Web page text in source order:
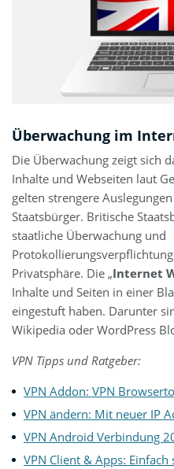
Überwachung im
Die Überwachung zeigt sich
Inhalte und Webseiten laut
gelten strengere
Staatsbürger. Britische
staatliche Überwachung und
Privatsphäre. Die „Internet
Inhalte und Seiten in einer
eingestuft haben. Darunter
Wikipedia oder WordPress
VPN Tipps und Ratgeber:
VPN Addon: VPN
VPN ändern: Mit neuer IP
VPN Android Verbindung
VPN Client & Apps: